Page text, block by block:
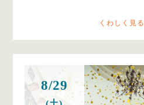
くわしく見る
8/29